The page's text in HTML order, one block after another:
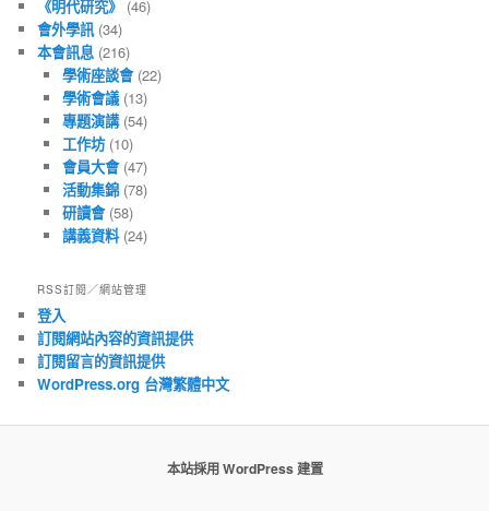
《明代研究》 (46)
會外學訊(34)
本會訊息 (216)
學術座談會(22)
學術會議(13)
專題演講(54)
工作坊(10)
會員大會(47)
活動集錦(78)
研讀會(58)
講義資料(24)
RSS訂閱／網站管理
登入
訂閱網站內容的資訊提供
訂閱留言的資訊提供
WordPress.org 台灣繁體中文
本站採用 WordPress 建置